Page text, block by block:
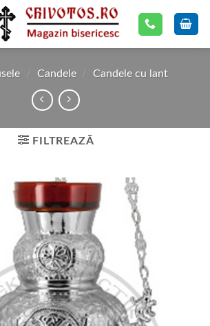
/ Candele / Candele cu lant
FILTREAZĂ